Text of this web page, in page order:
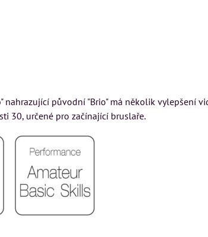
nahrazující původní "Brio" má několik vylepšení
30, určené pro začínající bruslaře.